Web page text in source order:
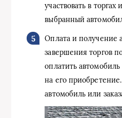
участвовать в торгах
выбранный
Оплата и получение
завершения торгов
оплатить
на его
автомобиль или